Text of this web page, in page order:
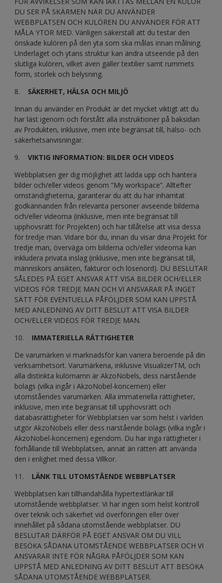
DU SER PÅ SKÄRMEN NÄR DU ANVÄNDER
WEBBPLATSEN OCH KULÖREN DU ANVÄNDER FÖR ATT
MÅLA YTOR MED. Vänligen säkerställ att du testar den
önskade kulören på den yta som ska målas innan målning.
Underlaget och ytans struktur kan ändra utseende på den
slutliga kulören, vilket även gäller textilier samt rummets
form, storlek och belysning.
8. SÄKERHET, HÄLSA OCH MILJÖ
Innan du använder en Produkt är det mycket viktigt att du
har läst igenom och förstått alla instruktioner på baksidan
av Produkten, inklusive, men inte begränsat till, hälso- och
säkerhetsanvisningar.
9. VIKTIG INFORMATION: BILDER OCH VIDEOS
Webbplatsen ger dig möjlighet att ladda upp och hantera
bilder och/eller videos genom ”My workspace”. Alltefter
omständigheterna, garanterar du att du har inhämtat
godkännanden från relevanta personer avseende bilderna
och/eller videorna (inklusive, men inte begränsat till
upphovsrätt för Projekten) och har tillåtelse att visa dessa
för tredje man. Vidare bör du, innan du visar dina Projekt för
tredje man, överväga om bilderna och/eller videorna kan
inkludera privata inslag (inklusive, men inte begränsat till,
människors ansikten, fakturor och lösenord). DU BESLUTAR
SÅLEDES PÅ EGET ANSVAR ATT VISA BILDER OCH/ELLER
VIDEOS FÖR TREDJE MAN OCH VI ANSVARAR PÅ INGET
SÄTT FÖR EVENTUELLA PÅFÖLJDER SOM KAN UPPSTÅ
MED ANLEDNING AV DITT BESLUT ATT VISA BILDER
OCH/ELLER VIDEOS FÖR TREDJE MAN.
10.
IMMATERIELLA RÄTTIGHETER
De varumärken vi marknadsför kan variera beroende på din
verksamhetsort. Varumärkena, inklusive VisualizerTM, och
alla distinkta kulörnamn är AkzoNobels, dess närstående
bolags (vilka ingår i AkzoNobel-koncernen) eller
utomståendes varumärken. Alla immateriella rättigheter,
inklusive, men inte begränsat till upphovsrätt och
databasrättigheter för Webbplatsen var som helst i världen
utgör AkzoNobels eller dess närstående bolags (vilka ingår i
AkzoNobel-koncernen) egendom. Du har inga rättigheter i
förhållande till Webbplatsen, annat än rätten att använda
den i enlighet med dessa Villkor.
11. LÄNK TILL UTOMSTÅENDE WEBBPLATSER
Webbplatsen kan tillhandahålla hypertextlänkar till
utomstående webbplatser. Vi har ingen som helst kontroll
över teknik och säkerhet vid överföringen eller över
innehållet på sådana utomstående webbplatser. DU
BESLUTAR DÄRFÖR PÅ EGET ANSVAR OM DU VILL
BESÖKA SÅDANA UTOMSTÅENDE WEBBPLATSER OCH VI
ANSVARAR INTE FÖR NÅGRA PÅFÖLJDER SOM KAN
UPPSTÅ MED ANLEDNING AV DITT BESLUT ATT BESÖKA
SÅDANA UTOMSTÅENDE WEBBPLATSER.